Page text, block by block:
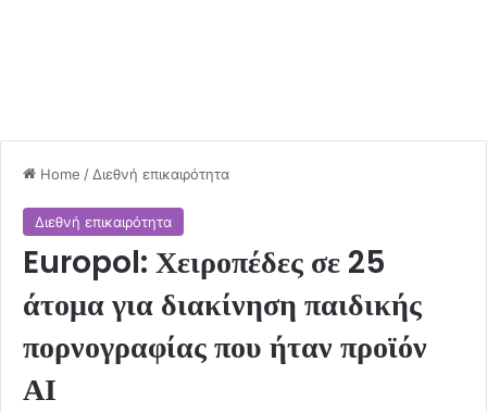
Home / Διεθνή επικαιρότητα
Διεθνή επικαιρότητα
Europol: Χειροπέδες σε 25
άτομα για διακίνηση παιδικής
πορνογραφίας που ήταν προϊόν
ΑΙ